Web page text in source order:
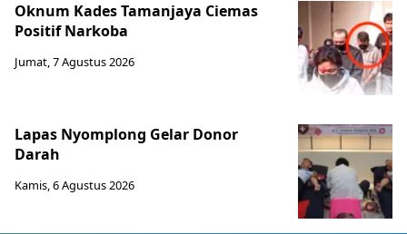
Oknum Kades Tamanjaya Ciemas
Positif Narkoba
Jumat, 7 Agustus 2026
Lapas Nyomplong Gelar Donor
Darah
Kamis, 6 Agustus 2026